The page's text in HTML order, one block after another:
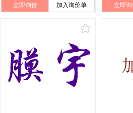
立即询价
加入询价单
立即询